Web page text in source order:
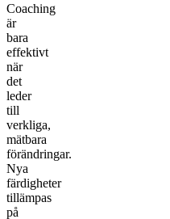
Coaching
är
bara
effektivt
när
det
leder
till
verkliga,
mätbara
förändringar.
Nya
färdigheter
tillämpas
på